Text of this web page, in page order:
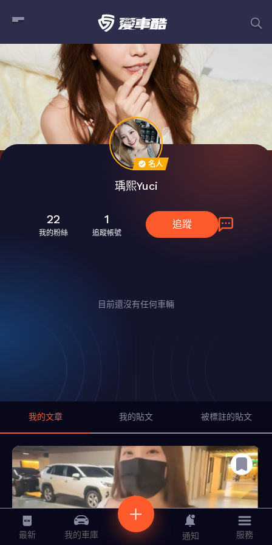
名人
瑀熙Yuci
22
我的粉絲
1
追蹤帳號
追蹤
目前還沒有任何車輛
我的文章 我的貼文 被標註的貼文
最新 我的車庫 通知 服務